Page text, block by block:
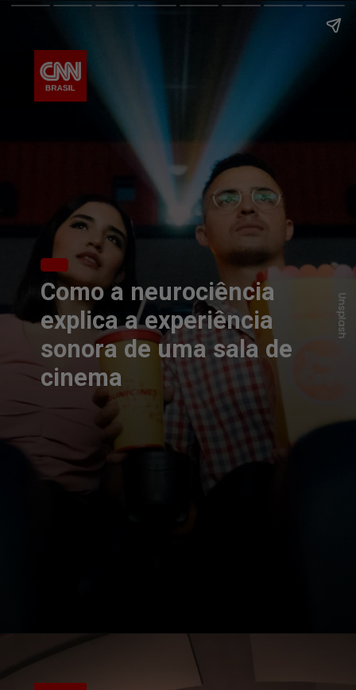
Como a neurociência
explica a experiência
sonora de uma sala de
cinema
Unsplash